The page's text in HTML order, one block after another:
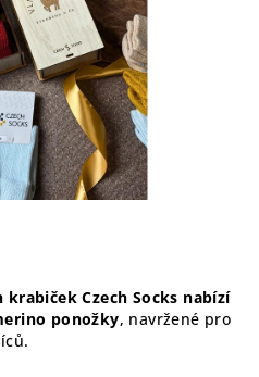
Czech Socks nabízí
ponožky, navržené pro